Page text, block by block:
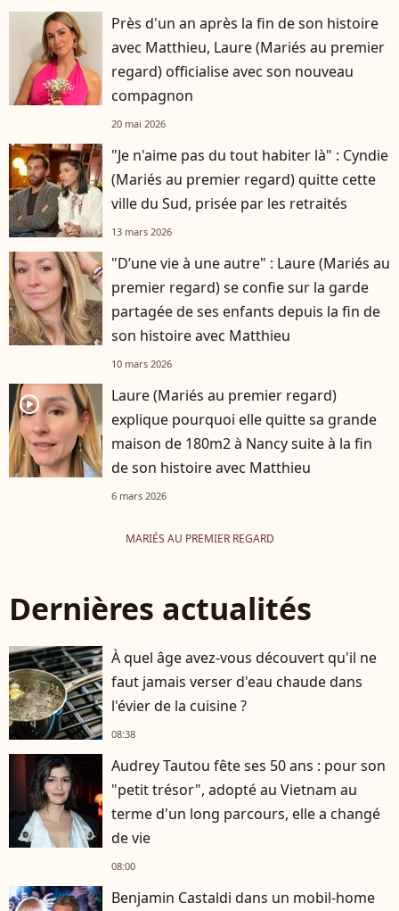
Près d'un an après la fin de son histoire
avec Matthieu, Laure (Mariés au premier
regard) officialise avec son nouveau
compagnon
20 mai 2026
"Je n'aime pas du tout habiter là" : Cyndie
(Mariés au premier regard) quitte cette
ville du Sud, prisée par les retraités
13 mars 2026
"D’une vie à une autre" : Laure (Mariés au
premier regard) se confie sur la garde
partagée de ses enfants depuis la fin de
son histoire avec Matthieu
10 mars 2026
player2
Laure (Mariés au premier regard)
explique pourquoi elle quitte sa grande
maison de 180m2 à Nancy suite à la fin
de son histoire avec Matthieu
6 mars 2026
MARIÉS AU PREMIER REGARD
Dernières actualités
À quel âge avez-vous découvert qu'il ne
faut jamais verser d'eau chaude dans
l'évier de la cuisine ?
08:38
Audrey Tautou fête ses 50 ans : pour son
"petit trésor", adopté au Vietnam au
terme d'un long parcours, elle a changé
de vie
08:00
Benjamin Castaldi dans un mobil-home